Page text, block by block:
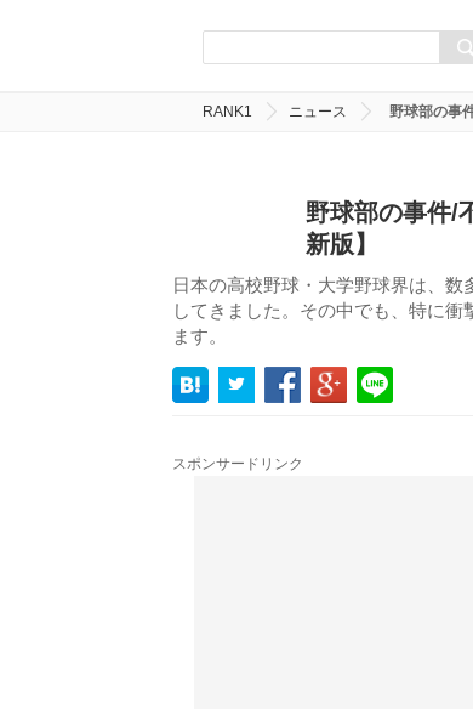
RANK1 ニュース 野球部の事
野球部の事件/
新版】
日本の高校野球・大学野球界は、
してきました。その中でも、特に
ます。
スポンサードリンク